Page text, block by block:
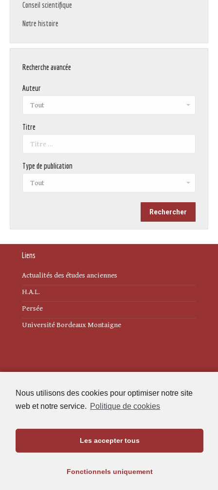
Nous utilisons des cookies pour optimiser notre site
web et notre service. Politique de cookies
Les accepter tous
Fonctionnels uniquement
Conseil scientifique
Notre histoire
Recherche avancée
Auteur
Titre
Type de publication
Liens
Actualités des études anciennes
H.A.L.
Persée
Université Bordeaux Montaigne
Politique de cookies (UE)
Maison de l'Archéologie